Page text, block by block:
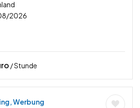
2026
/ Stunde
Werbung